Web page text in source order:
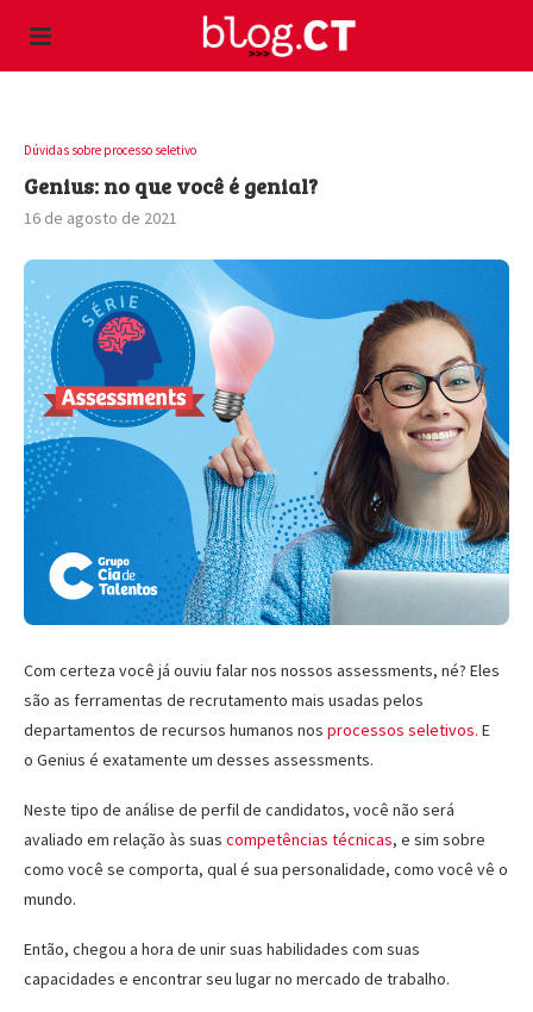
Dúvidas sobre processo seletivo
Genius: no que você é genial?
16 de agosto de 2021
Com certeza você já ouviu falar nos nossos assessments, né? Eles
são as ferramentas de recrutamento mais usadas pelos
departamentos de recursos humanos nos processos seletivos. E
o Genius é exatamente um desses assessments.
Neste tipo de análise de perfil de candidatos, você não será
avaliado em relação às suas competências técnicas, e sim sobre
como você se comporta, qual é sua personalidade, como você vê o
mundo.
Então, chegou a hora de unir suas habilidades com suas
capacidades e encontrar seu lugar no mercado de trabalho.